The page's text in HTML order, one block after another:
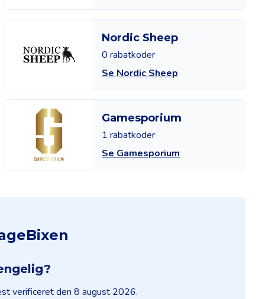
Nordic Sheep
0 rabatkoder
Se Nordic Sheep
Gamesporium
1 rabatkoder
Se Gamesporium
verificeret den 8 august 2026.